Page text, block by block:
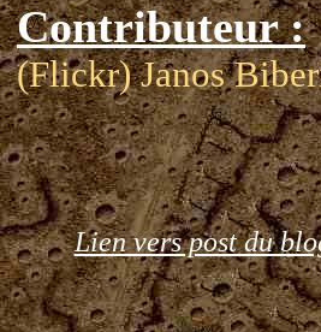
Contributeur :
(Flickr) Janos
Lien vers post du